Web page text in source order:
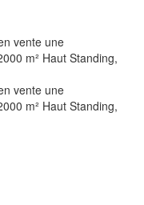
vente une
m² Haut Standing,
vente une
m² Haut Standing,